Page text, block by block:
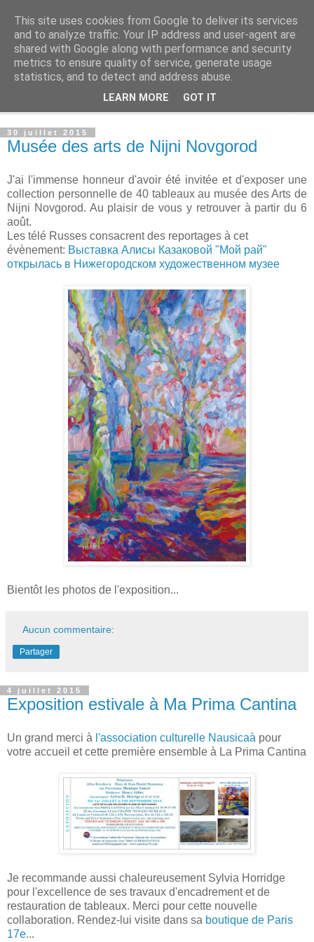
Alisa Kazakova
30 juillet 2015
Musée des arts de Nijni Novgorod
J'ai l'immense honneur d'avoir été invitée et d'exposer une
collection personnelle de 40 tableaux au musée des Arts de
Nijni Novgorod. Au plaisir de vous y retrouver à partir du 6
août.
Les télé Russes consacrent des reportages à cet
évènement: Выставка Алисы Казаковой "Мой рай"
открылась в Нижегородском художественном музее
Bientôt les photos de l'exposition...
Aucun commentaire:
Partager
4 juillet 2015
Exposition estivale à Ma Prima Cantina
Un grand merci à l'association culturelle Nausicaà pour
votre accueil et cette première ensemble à La Prima Cantina
Je recommande aussi chaleureusement Sylvia Horridge
pour l'excellence de ses travaux d'encadrement et de
restauration de tableaux. Merci pour cette nouvelle
collaboration. Rendez-lui visite dans sa boutique de Paris
17e...
This site uses cookies from Google to deliver its services
and to analyze traffic. Your IP address and user-agent are
shared with Google along with performance and security
metrics to ensure quality of service, generate usage
statistics, and to detect and address abuse.
LEARN MORE GOT IT